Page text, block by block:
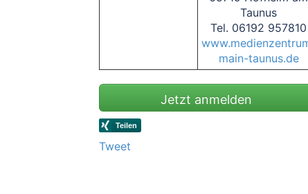
Taunus
Tel. 06192 957810
main-taunus.de
Jetzt anmelden
Tweet